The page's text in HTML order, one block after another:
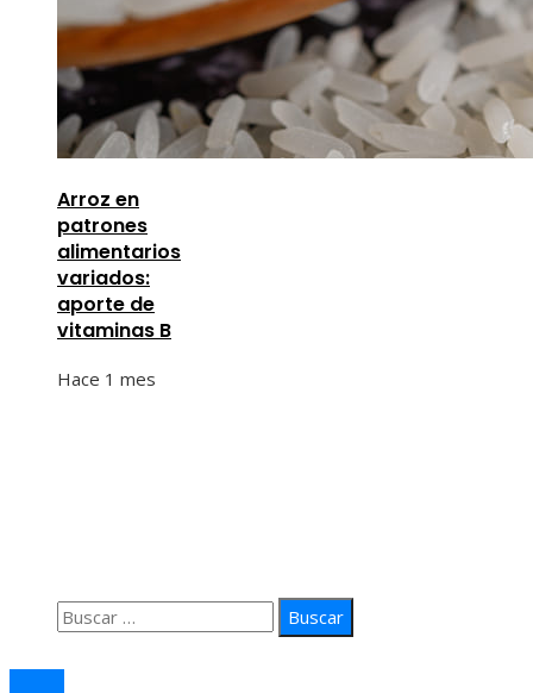
Arroz en
patrones
alimentarios
variados:
aporte de
vitaminas B
Hace 1 mes
Buscar: